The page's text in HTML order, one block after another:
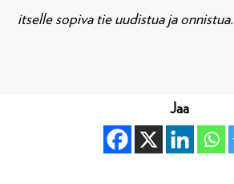
itselle sopiva tie uudistua ja onnistua.
Jaa